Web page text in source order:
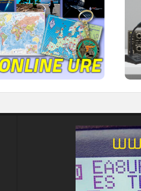
mapas, polos, camisetas,
polares y mucho más...
DE URE